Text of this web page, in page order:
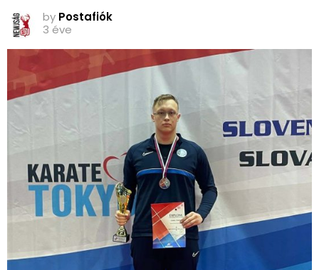
by Postafiók
3 éve